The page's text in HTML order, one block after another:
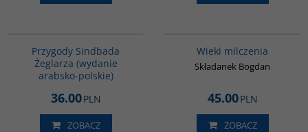
Przygody Sindbada
Żeglarza (wydanie
arabsko-polskie)
36.00PLN
ZOBACZ
Wieki milczenia
Składanek Bogdan
45.00PLN
ZOBACZ